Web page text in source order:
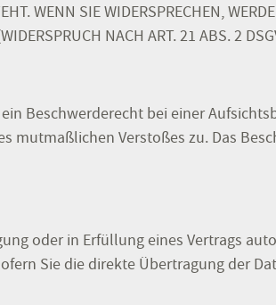
WENN SIE WIDERSPRECHEN,
NACH ART. 21 ABS. 2
Beschwerderecht bei einer
mutmaßlichen Verstoßes zu. Das
oder in Erfüllung eines Vertrags
Sie die direkte Übertragung der